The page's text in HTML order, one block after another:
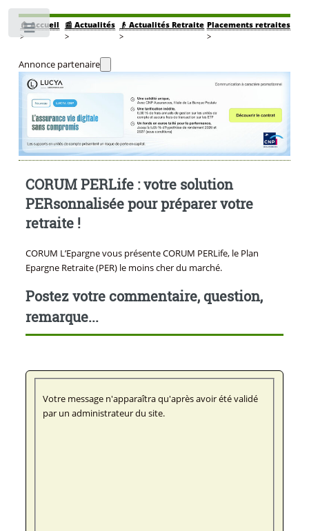
🏠Accueil
>
📰 Actualités
>
👴 Actualités Retraite
>
Placements retraites
>
Annonce partenaire
CORUM PERLife : votre solution
PERsonnalisée pour préparer votre
retraite !
CORUM L’Epargne vous présente CORUM PERLife, le Plan
Epargne Retraite (PER) le moins cher du marché.
Postez votre commentaire, question,
remarque...
Votre message n'apparaîtra qu'après avoir été validé
par un administrateur du site.
Toggle